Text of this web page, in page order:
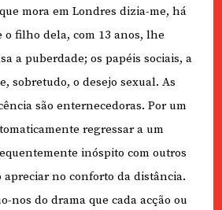
mora em Londres dizia-me, há
o filho dela, com 13 anos, lhe
a puberdade; os papéis sociais, a
sobretudo, o desejo sexual. As
são enternecedoras. Por um
regressar a um
inóspito com outros
apreciar no conforto da distância.
nos do drama que cada acção ou